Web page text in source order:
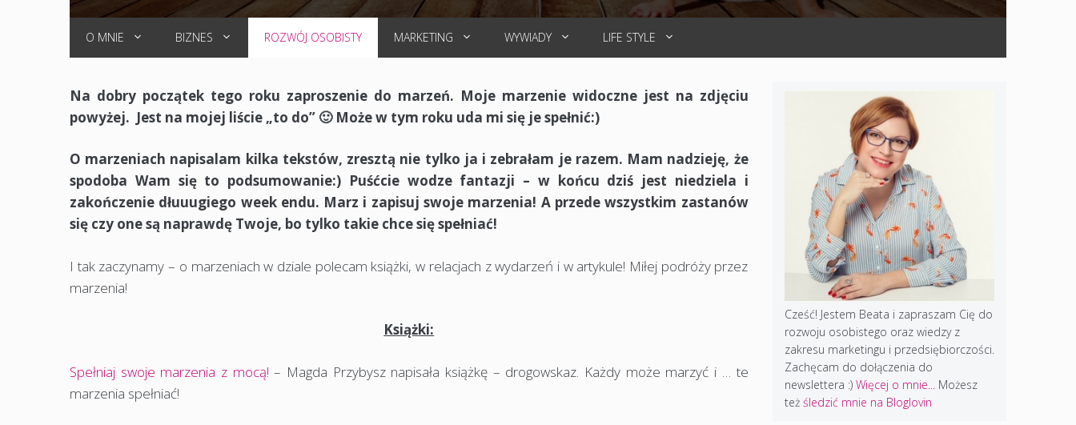
O MNIE BIZNES ROZWÓJ OSOBISTY MARKETING WYWIADY LIFE STYLE
Na dobry początek tego roku zaproszenie do marzeń. Moje marzenie widoczne jest na zdjęciu
powyżej. Jest na mojej liście „to do” 🙂 Może w tym roku uda mi się je spełnić:)
O marzeniach napisalam kilka tekstów, zresztą nie tylko ja i zebrałam je razem. Mam nadzieję, że
spodoba Wam się to podsumowanie:) Puśćcie wodze fantazji – w końcu dziś jest niedziela i
zakończenie dłuuugiego week endu. Marz i zapisuj swoje marzenia! A przede wszystkim zastanów
się czy one są naprawdę Twoje, bo tylko takie chce się spełniać!
I tak zaczynamy – o marzeniach w dziale polecam książki, w relacjach z wydarzeń i w artykule! Miłej podróży przez
marzenia!
Książki:
Spełniaj swoje marzenia z mocą! – Magda Przybysz napisała książkę – drogowskaz. Każdy może marzyć i … te
marzenia spełniać!
Cześć! Jestem Beata i zapraszam Cię do
rozwoju osobistego oraz wiedzy z
zakresu marketingu i przedsiębiorczości.
Zachęcam do dołączenia do
newslettera :) Więcej o mnie...Możesz
też śledzić mnie na Bloglovin